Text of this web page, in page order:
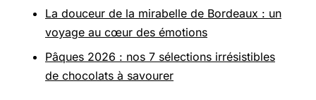
La douceur de la mirabelle de Bordeaux : un
voyage au cœur des émotions
Pâques 2026 : nos 7 sélections irrésistibles
de chocolats à savourer